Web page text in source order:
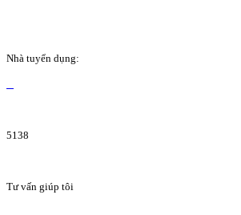
Nhà tuyển dụng:
5138
Tư vấn giúp tôi